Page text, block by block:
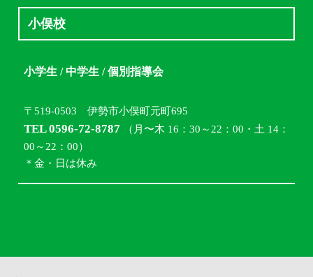
小俣校
小学生 / 中学生 / 個別指導会
〒519-0503 伊勢市小俣町元町695
TEL 0596-72-8787 （月〜木 16：30～22：00・土 14：
00～22：00）
＊金・日は休み